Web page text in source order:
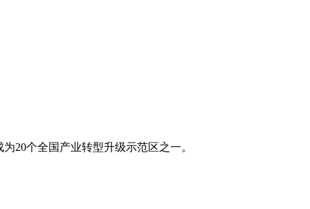
20个全国产业转型升级示范区之一。